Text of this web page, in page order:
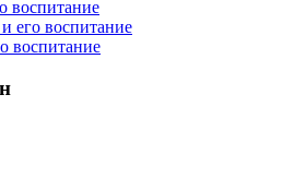
воспитание
его воспитание
воспитание